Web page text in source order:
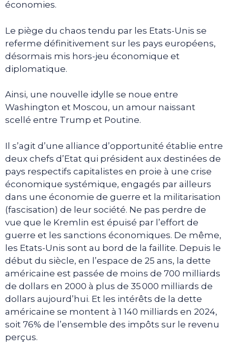
économies.
Le piège du chaos tendu par les Etats-Unis se
referme définitivement sur les pays européens,
désormais mis hors-jeu économique et
diplomatique.
Ainsi, une nouvelle idylle se noue entre
Washington et Moscou, un amour naissant
scellé entre Trump et Poutine.
Il s’agit d’une alliance d’opportunité établie entre
deux chefs d’Etat qui président aux destinées de
pays respectifs capitalistes en proie à une crise
économique systémique, engagés par ailleurs
dans une économie de guerre et la militarisation
(fascisation) de leur société. Ne pas perdre de
vue que le Kremlin est épuisé par l’effort de
guerre et les sanctions économiques. De même,
les Etats-Unis sont au bord de la faillite. Depuis le
début du siècle, en l’espace de 25 ans, la dette
américaine est passée de moins de 700 milliards
de dollars en 2000 à plus de 35 000 milliards de
dollars aujourd’hui. Et les intérêts de la dette
américaine se montent à 1 140 milliards en 2024,
soit 76% de l’ensemble des impôts sur le revenu
perçus.